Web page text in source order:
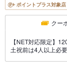
ポイントプラス対象店
クー
【NET対応限定】
土祝前は4人以上必要